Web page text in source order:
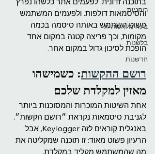
רוחניות
בינה מלאכותית
בלשנות
חדשנות
והסיסמאות דולפות. ולפעמים המשתמש
פשוט השתמש באותה סיסמה בכמה
מקומות, וכך פריצה קטנה במקום אחד
הופכת לסיכון גדול במקום אחר.
רושם ההקשות: כשמישהו
מאזין למקלדת שלכם
אחת השיטות המוכרות והמסוכנות ביותר
לגניבת סיסמאות נקראת ״רושם הקשות״.
באנגלית קוראים לזה Keylogger, אבל
הרעיון פשוט מאוד: זו תוכנה שמקליטה את
מה שהמשתמש מקליד במקלדת.